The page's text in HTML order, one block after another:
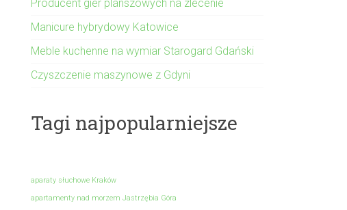
Producent gier planszowych na zlecenie
Manicure hybrydowy Katowice
Meble kuchenne na wymiar Starogard Gdański
Czyszczenie maszynowe z Gdyni
Tagi najpopularniejsze
aparaty słuchowe Kraków
apartamenty nad morzem Jastrzębia Góra